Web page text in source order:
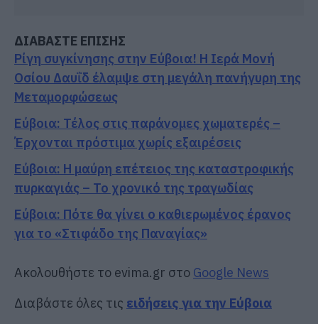
ΔΙΑΒΑΣΤΕ ΕΠΙΣΗΣ
Ρίγη συγκίνησης στην Εύβοια! Η Ιερά Μονή
Οσίου Δαυΐδ έλαμψε στη μεγάλη πανήγυρη της
Μεταμορφώσεως
Εύβοια: Τέλος στις παράνομες χωματερές –
Έρχονται πρόστιμα χωρίς εξαιρέσεις
Εύβοια: Η μαύρη επέτειος της καταστροφικής
πυρκαγιάς – Το χρονικό της τραγωδίας
Εύβοια: Πότε θα γίνει ο καθιερωμένος έρανος
για το «Στιφάδο της Παναγίας»
Ακολουθήστε το evima.gr στο Google News
Διαβάστε όλες τις ειδήσεις για την Εύβοια